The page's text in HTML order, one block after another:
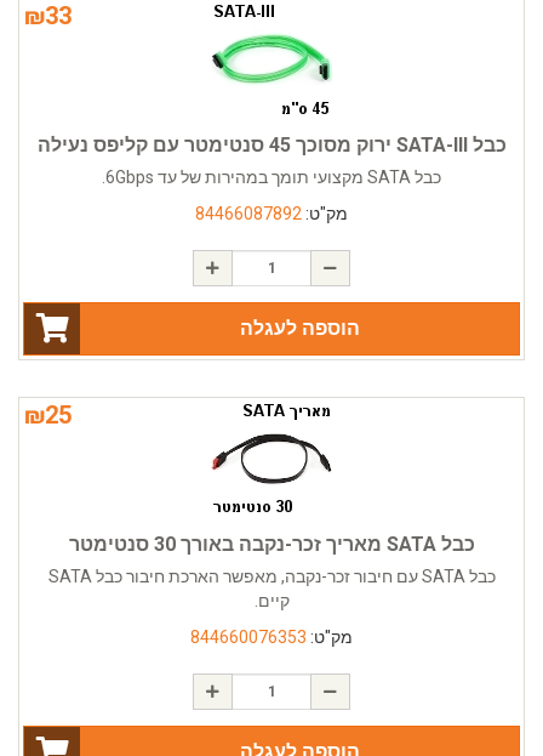
₪33
כבל SATA-III ירוק מסוכך 45 סנטימטר עם קליפס נעילה
כבל SATA מקצועי תומך במהירות של עד 6Gbps.
מק"ט: 84466087892
הוספה לעגלה
₪25
כבל SATA מאריך זכר-נקבה באורך 30 סנטימטר
כבל SATA עם חיבור זכר-נקבה, מאפשר הארכת חיבור כבל SATA
קיים.
מק"ט: 844660076353